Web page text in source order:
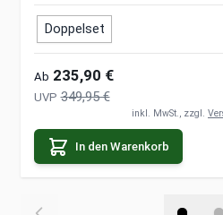
Doppelset
Ab 235,90 €
UVP 349,95 €
inkl. MwSt., zzgl.
In den Warenkorb